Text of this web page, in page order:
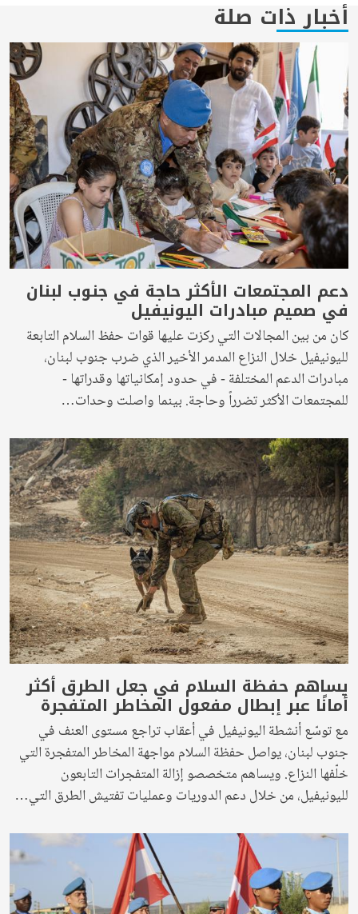
أخبار ذات صلة
دعم المجتمعات الأكثر حاجة في جنوب لبنان
في صميم مبادرات اليونيفيل
كان من بين المجالات التي ركزت عليها قوات حفظ السلام التابعة
لليونيفيل خلال النزاع المدمر الأخير الذي ضرب جنوب لبنان،
مبادرات الدعم المختلفة - في حدود إمكانياتها وقدراتها -
للمجتمعات الأكثر تضرراً وحاجة. بينما واصلت وحدات…
يساهم حفظة السلام في جعل الطرق أكثر
أمانًا عبر إبطال مفعول المخاطر المتفجرة
مع توسّع أنشطة اليونيفيل في أعقاب تراجع مستوى العنف في
جنوب لبنان، يواصل حفظة السلام مواجهة المخاطر المتفجرة التي
خلّفها النزاع. ويساهم متخصصو إزالة المتفجرات التابعون
لليونيفيل، من خلال دعم الدوريات وعمليات تفتيش الطرق التي…